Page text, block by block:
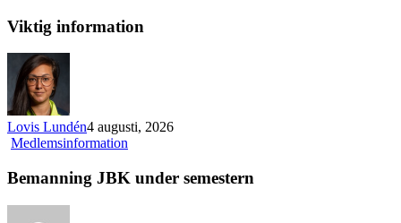
Viktig information
Lovis Lundén4 augusti, 2026
Medlemsinformation
under
Bemanning JBK under semestern